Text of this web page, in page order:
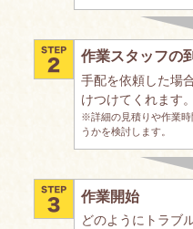
作業スタッフの
手配を依頼した場
けつけてくれます。
※詳細の見積りや作業時
うかを検討します。
作業開始
どのようにトラブ